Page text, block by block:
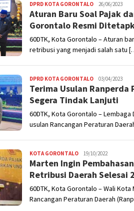
DPRD KOTA GORONTALO Admin
26/06/2023
Aturan Baru Soal Pajak
Gorontalo Resmi
60DTK, Kota Gorontalo – Aturan
retribusi yang menjadi salah satu
DPRD KOTA GORONTALO Admin
03/04/2023
Terima Usulan
Segera Tindak Lanjuti
60DTK, Kota Gorontalo –
usulan Rancangan Peraturan
KOTA GORONTALO Admin
19/10/2022
Marten Ingin
Retribusi Daerah Selesai
60DTK, Kota Gorontalo – Wali
Rancangan Peraturan Daerah